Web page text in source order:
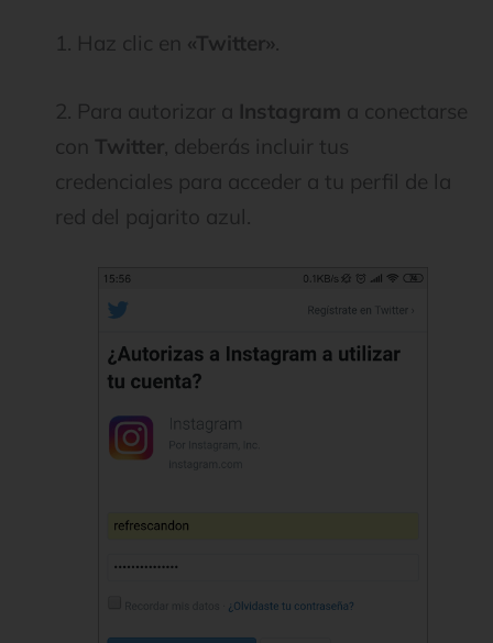
1. Haz clic en «Twitter».
2. Para autorizar a Instagram a conectarse
con Twitter, deberás incluir tus
credenciales para acceder a tu perfil de la
red del pajarito azul.